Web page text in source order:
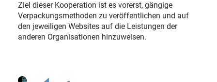
Ziel dieser Kooperation ist es vorerst, gängige
Verpackungsmethoden zu veröffentlichen und auf
den jeweiligen Websites auf die Leistungen der
anderen Organisationen hinzuweisen.